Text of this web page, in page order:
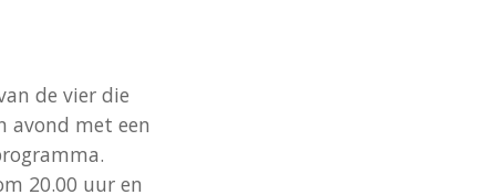
de vier die
avond met een
20.00 uur en